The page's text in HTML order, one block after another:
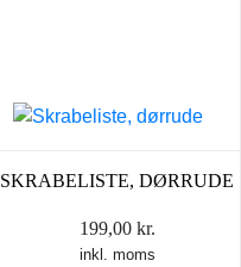
SKRABELISTE, DØRRUDE
199,00 kr.
inkl. moms